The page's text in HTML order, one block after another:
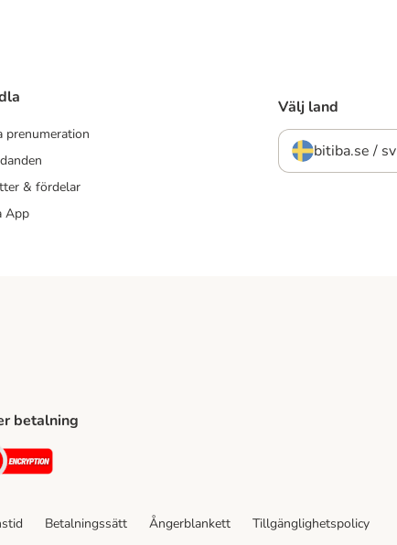
prenumeration
& fördelar
App
Välj land
bitiba.se / sv
betalning
Security
Betalningssätt Ångerblankett Tillgänglighetspolicy